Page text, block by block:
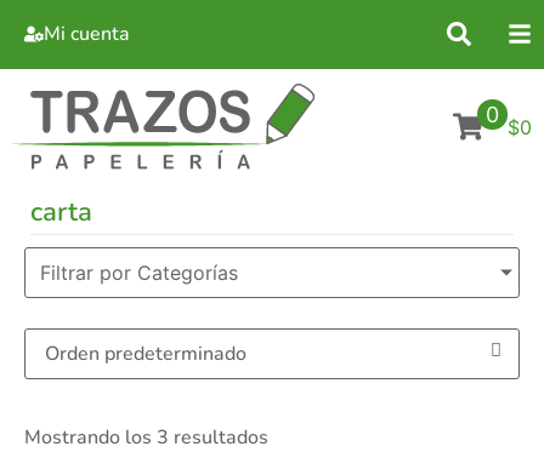
Mi cuenta
0 $0
carta
Filtrar por Categorías
Mostrando los 3 resultados